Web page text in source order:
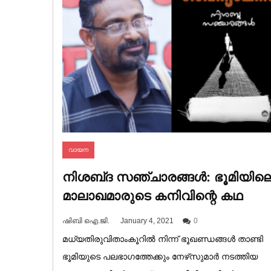
വായന
നിശബ്‌ദ സഞ്ചാരങ്ങൾ:
മാലാഖമാരുടെ കനിവിന്റെ കഥ
ഷിബി ഐ.ജി. January 4, 2021 0
മധ്യതിരുവിതാംകൂറിൽ നിന്ന് ഭൂഖണ്ഡങ്ങൾ താണ്ടി
ഭൂമിയുടെ പലഭാഗത്തേക്കും നേഴ്‌സുമാർ നടത്തിയ